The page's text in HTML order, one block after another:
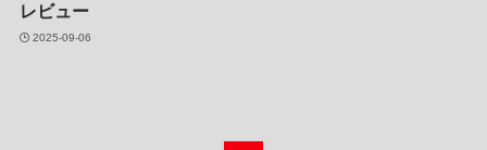
レビュー
2025-09-06